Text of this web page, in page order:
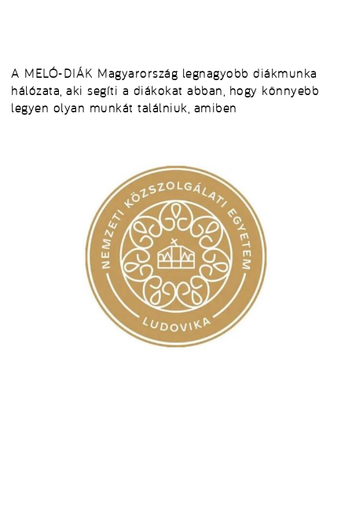
A MELÓ-DIÁK Magyarország legnagyobb diákmunka
hálózata, aki segíti a diákokat abban, hogy könnyebb
legyen olyan munkát találniuk, amiben